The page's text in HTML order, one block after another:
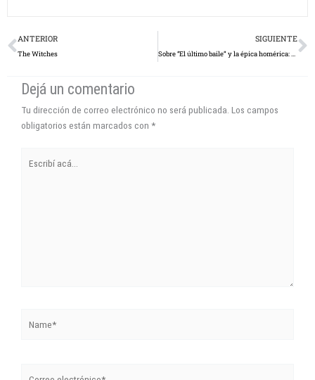
Prev
ANTERIOR
The Witches
SIGUIENTE
Sobre “El último baile” y la épica homérica: El de los pies ligeros y su cólera funesta
Dejá un comentario
Tu dirección de correo electrónico no será publicada. Los campos
obligatorios están marcados con *
acá...